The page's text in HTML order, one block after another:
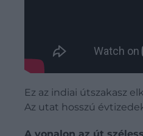
Ez az indiai útszakasz
Az utat hosszú